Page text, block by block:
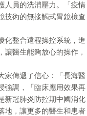
人員的洗消壓力。「疫情
技術的無接觸式胃鏡檢查
化整合遠程操控系統，進
醫生能夠放心的操作，
家傳遞了信心：「長海醫
強調，「臨床應用效果再
新冠肺炎防控期中國消化
地，讓更多的醫生和患者